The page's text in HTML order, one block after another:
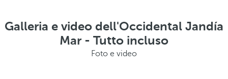
Galleria e video dell'Occidental Jandía
Mar - Tutto incluso
Foto e video